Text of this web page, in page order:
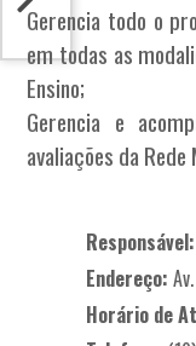
Gerencia todo o
em todas as
Ensino;
Gerencia e
avaliações da Rede
Responsável:
Endereço:
Horário de